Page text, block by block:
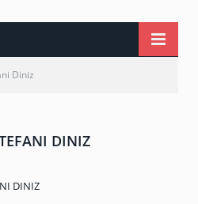
Diniz
DINIZ
DINIZ